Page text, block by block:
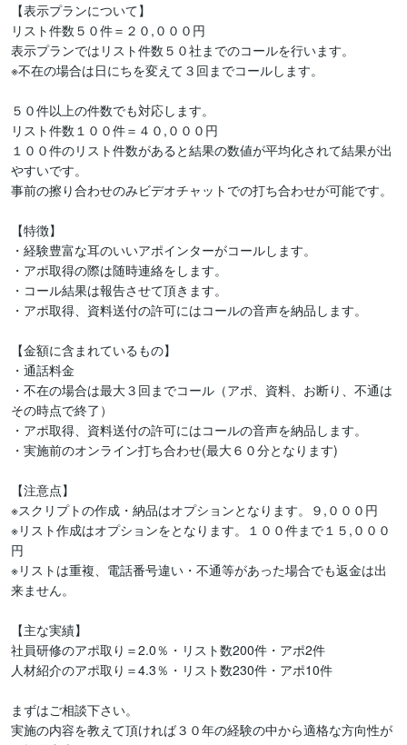
【表示プランについて】
リスト件数５０件＝２０,０００円
表示プランではリスト件数５０社までのコールを行います。
※不在の場合は日にちを変えて３回までコールします。
５０件以上の件数でも対応します。
リスト件数１００件＝４０,０００円
１００件のリスト件数があると結果の数値が平均化されて結果が出
やすいです。
事前の擦り合わせのみビデオチャットでの打ち合わせが可能です。
【特徴】
・経験豊富な耳のいいアポインターがコールします。
・アポ取得の際は随時連絡をします。
・コール結果は報告させて頂きます。
・アポ取得、資料送付の許可にはコールの音声を納品します。
【金額に含まれているもの】
・通話料金
・不在の場合は最大３回までコール（アポ、資料、お断り、不通は
その時点で終了）
・アポ取得、資料送付の許可にはコールの音声を納品します。
・実施前のオンライン打ち合わせ(最大６０分となります)
【注意点】
※スクリプトの作成・納品はオプションとなります。９,０００円
※リスト作成はオプションをとなります。１００件まで１５,０００
円
※リストは重複、電話番号違い・不通等があった場合でも返金は出
来ません。
【主な実績】
社員研修のアポ取り＝2.0％・リスト数200件・アポ2件
人材紹介のアポ取り＝4.3％・リスト数230件・アポ10件
まずはご相談下さい。
実施の内容を教えて頂ければ３０年の経験の中から適格な方向性が